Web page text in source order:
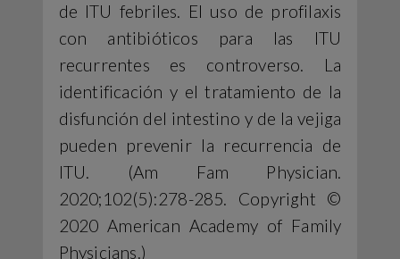
de ITU febriles. El uso de profilaxis
con antibióticos para las ITU
recurrentes es controverso. La
identificación y el tratamiento de la
disfunción del intestino y de la vejiga
pueden prevenir la recurrencia de
ITU. (Am Fam Physician.
2020;102(5):278-285. Copyright ©
2020 American Academy of Family
Physicians.)